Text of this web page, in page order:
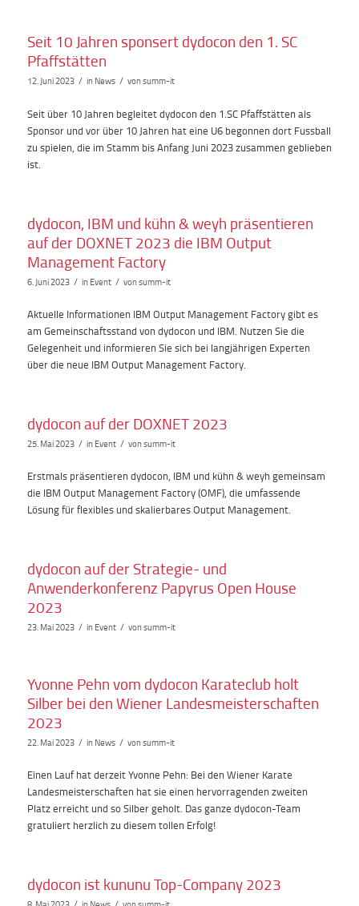
Seit 10 Jahren sponsert dydocon den 1. SC
Pfaffstätten
12. Juni 2023 / in News / vonsumm-it
Seit über 10 Jahren begleitet dydocon den 1.SC Pfaffstätten als
Sponsor und vor über 10 Jahren hat eine U6 begonnen dort Fussball
zu spielen, die im Stamm bis Anfang Juni 2023 zusammen geblieben
ist.
dydocon, IBM und kühn & weyh präsentieren
auf der DOXNET 2023 die IBM Output
Management Factory
6. Juni 2023 / in Event / vonsumm-it
Aktuelle Informationen IBM Output Management Factory gibt es
am Gemeinschaftsstand von dydocon und IBM. Nutzen Sie die
Gelegenheit und informieren Sie sich bei langjährigen Experten
über die neue IBM Output Management Factory.
dydocon auf der DOXNET 2023
25. Mai 2023 / in Event / vonsumm-it
Erstmals präsentieren dydocon, IBM und kühn & weyh gemeinsam
die IBM Output Management Factory (OMF), die umfassende
Lösung für flexibles und skalierbares Output Management.
dydocon auf der Strategie- und
Anwenderkonferenz Papyrus Open House
2023
23. Mai 2023 / in Event / vonsumm-it
Yvonne Pehn vom dydocon Karateclub holt
Silber bei den Wiener Landesmeisterschaften
2023
22. Mai 2023 / in News / vonsumm-it
Einen Lauf hat derzeit Yvonne Pehn: Bei den Wiener Karate
Landesmeisterschaften hat sie einen hervorragenden zweiten
Platz erreicht und so Silber geholt. Das ganze dydocon-Team
gratuliert herzlich zu diesem tollen Erfolg!
dydocon ist kununu Top-Company 2023